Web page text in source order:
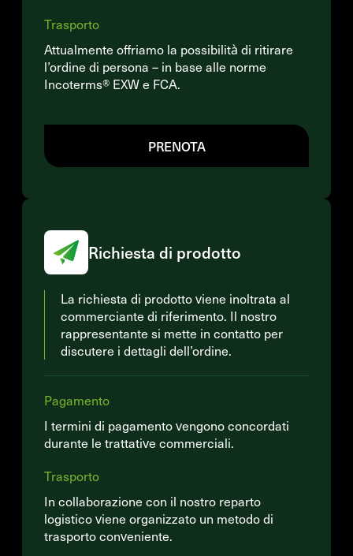
Trasporto
Attualmente offriamo la possibilità di ritirare
l’ordine di persona – in base alle norme
Incoterms® EXW e FCA.
PRENOTA
Richiesta di prodotto
La richiesta di prodotto viene inoltrata al
commerciante di riferimento. Il nostro
rappresentante si mette in contatto per
discutere i dettagli dell’ordine.
Pagamento
I termini di pagamento vengono concordati
durante le trattative commerciali.
Trasporto
In collaborazione con il nostro reparto
logistico viene organizzato un metodo di
trasporto conveniente.